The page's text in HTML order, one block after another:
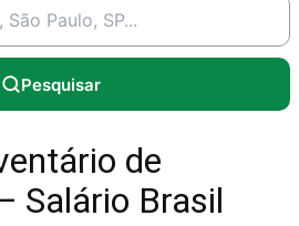
Pesquisar
de
Salário Brasil